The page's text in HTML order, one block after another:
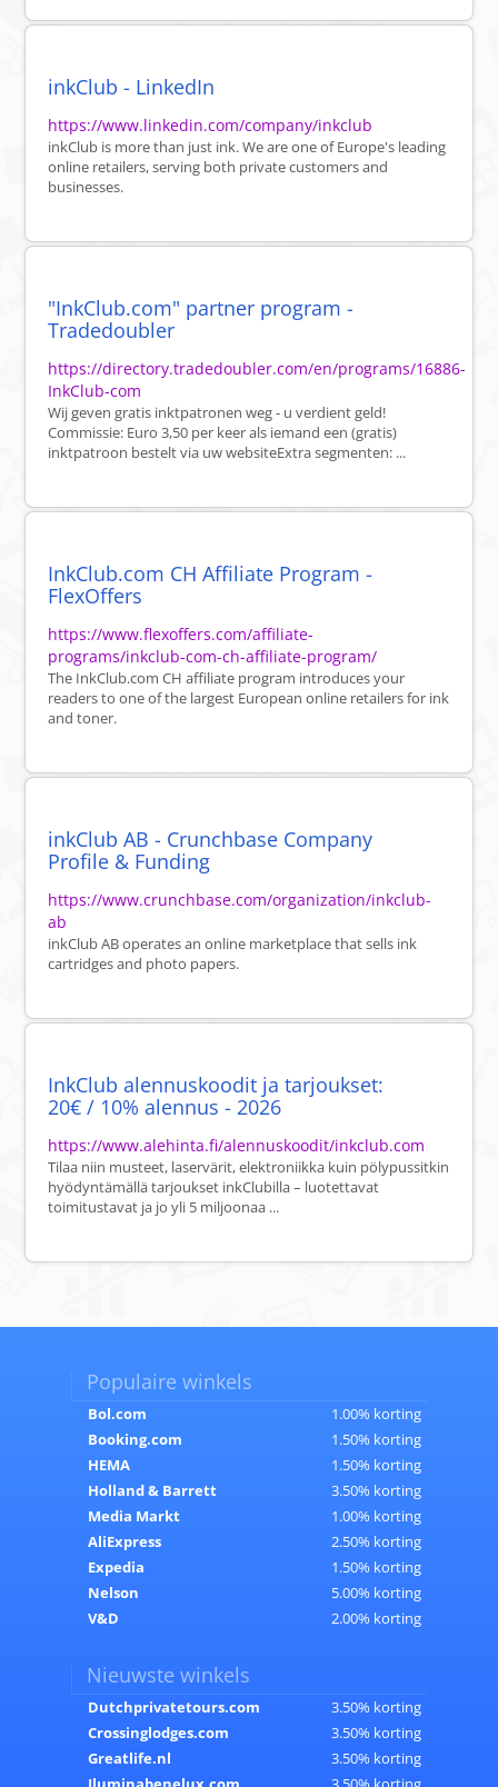
inkClub - LinkedIn
https://www.linkedin.com/company/inkclub
inkClub is more than just ink. We are one of Europe's leading
online retailers, serving both private customers and
businesses.
"InkClub.com" partner program -
Tradedoubler
https://directory.tradedoubler.com/en/programs/16886-
InkClub-com
Wij geven gratis inktpatronen weg - u verdient geld!
Commissie: Euro 3,50 per keer als iemand een (gratis)
inktpatroon bestelt via uw websiteExtra segmenten: ...
InkClub.com CH Affiliate Program -
FlexOffers
https://www.flexoffers.com/affiliate-
programs/inkclub-com-ch-affiliate-program/
The InkClub.com CH affiliate program introduces your
readers to one of the largest European online retailers for ink
and toner.
inkClub AB - Crunchbase Company
Profile & Funding
https://www.crunchbase.com/organization/inkclub-
ab
inkClub AB operates an online marketplace that sells ink
cartridges and photo papers.
InkClub alennuskoodit ja tarjoukset:
20€ / 10% alennus - 2026
https://www.alehinta.fi/alennuskoodit/inkclub.com
Tilaa niin musteet, laservärit, elektroniikka kuin pölypussitkin
hyödyntämällä tarjoukset inkClubilla – luotettavat
toimitustavat ja jo yli 5 miljoonaa ...
Populaire winkels
Bol.com
1.00% korting
Booking.com
1.50% korting
HEMA
1.50% korting
Holland & Barrett
3.50% korting
Media Markt
1.00% korting
AliExpress
2.50% korting
Expedia
1.50% korting
Nelson
5.00% korting
V&D
2.00% korting
Nieuwste winkels
Dutchprivatetours.com
3.50% korting
Crossinglodges.com
3.50% korting
Greatlife.nl
3.50% korting